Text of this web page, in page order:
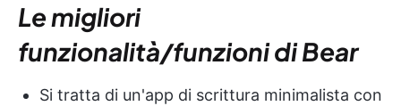
Le migliori
funzionalità/funzioni di Bear
Si tratta di un'app di scrittura minimalista con